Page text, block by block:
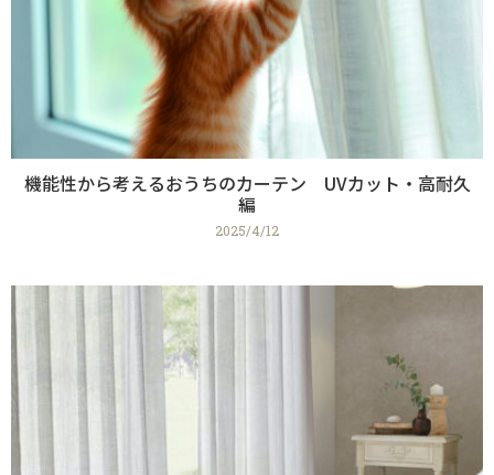
機能性から考えるおうちのカーテン UVカット・高耐久
編
2025/4/12